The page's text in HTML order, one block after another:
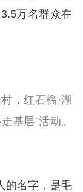
万名群众在
，红石榴·湖
基层”活动。
的名字，是毛